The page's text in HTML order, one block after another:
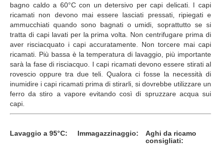
bagno caldo a 60°C con un detersivo per capi delicati. I capi
ricamati non devono mai essere lasciati pressati, ripiegati e
ammucchiati quando sono bagnati o umidi, soprattutto se si
tratta di capi lavati per la prima volta. Non centrifugare prima di
aver risciacquato i capi accuratamente. Non torcere mai capi
ricamati. Più bassa è la temperatura di lavaggio, più importante
sarà la fase di risciacquo. I capi ricamati devono essere stirati al
rovescio oppure tra due teli. Qualora ci fosse la necessità di
inumidire i capi ricamati prima di stirarli, si dovrebbe utilizzare un
ferro da stiro a vapore evitando così di spruzzare acqua sui
capi.
Lavaggio a 95°C: Immagazzinaggio:
Aghi da ricamo
consigliati: